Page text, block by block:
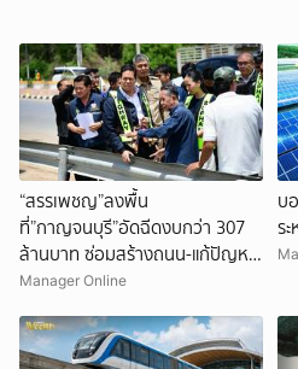
“สรรเพชญ”ลงพื้น
ที่”กาญจนบุรี”อัดฉีดงบกว่า 307
ล้านบาท ซ่อมสร้างถนน-แก้ปัญหา
น้ำท่วม
Manager Online
บ
ร